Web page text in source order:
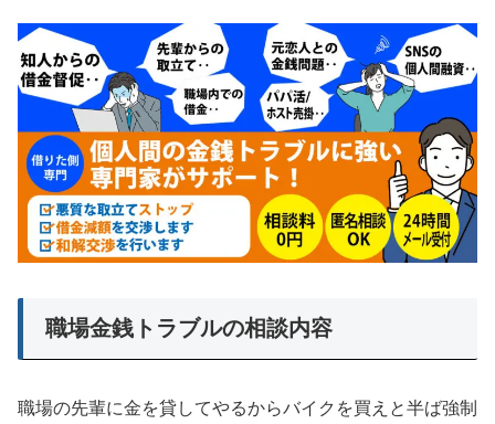
職場金銭トラブルの相談内容
職場の先輩に金を貸してやるからバイクを買えと半ば強制